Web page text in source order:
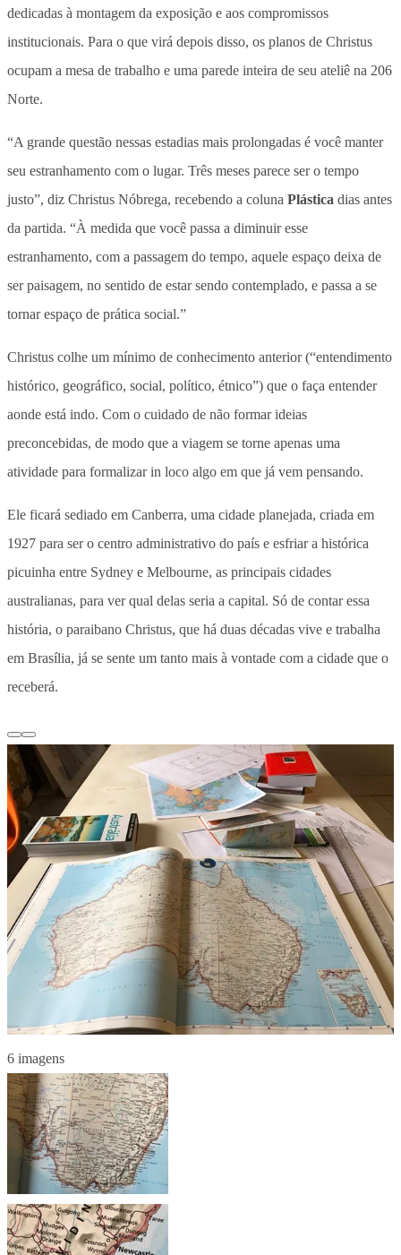
dedicadas à montagem da exposição e aos compromissos
institucionais. Para o que virá depois disso, os planos de Christus
ocupam a mesa de trabalho e uma parede inteira de seu ateliê na 206
Norte.
“A grande questão nessas estadias mais prolongadas é você manter
seu estranhamento com o lugar. Três meses parece ser o tempo
justo”, diz Christus Nóbrega, recebendo a coluna Plástica dias antes
da partida. “À medida que você passa a diminuir esse
estranhamento, com a passagem do tempo, aquele espaço deixa de
ser paisagem, no sentido de estar sendo contemplado, e passa a se
tornar espaço de prática social.”
Christus colhe um mínimo de conhecimento anterior (“entendimento
histórico, geográfico, social, político, étnico”) que o faça entender
aonde está indo. Com o cuidado de não formar ideias
preconcebidas, de modo que a viagem se torne apenas uma
atividade para formalizar in loco algo em que já vem pensando.
Ele ficará sediado em Canberra, uma cidade planejada, criada em
1927 para ser o centro administrativo do país e esfriar a histórica
picuinha entre Sydney e Melbourne, as principais cidades
australianas, para ver qual delas seria a capital. Só de contar essa
história, o paraibano Christus, que há duas décadas vive e trabalha
em Brasília, já se sente um tanto mais à vontade com a cidade que o
receberá.
6 imagens